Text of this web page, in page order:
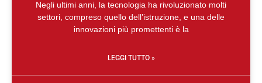
Negli ultimi anni, la tecnologia ha rivoluzionato molti
settori, compreso quello dell’istruzione, e una delle
innovazioni più promettenti è la
LEGGI TUTTO »